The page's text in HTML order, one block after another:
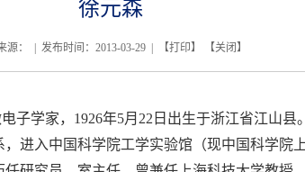
徐元森
源： | 发布时间：2013-03-29 | 【打印】 【关闭 】
子学家，1926年5月22日出生于浙江省江山县
，进入中国科学院工学实验馆（现中国科学院